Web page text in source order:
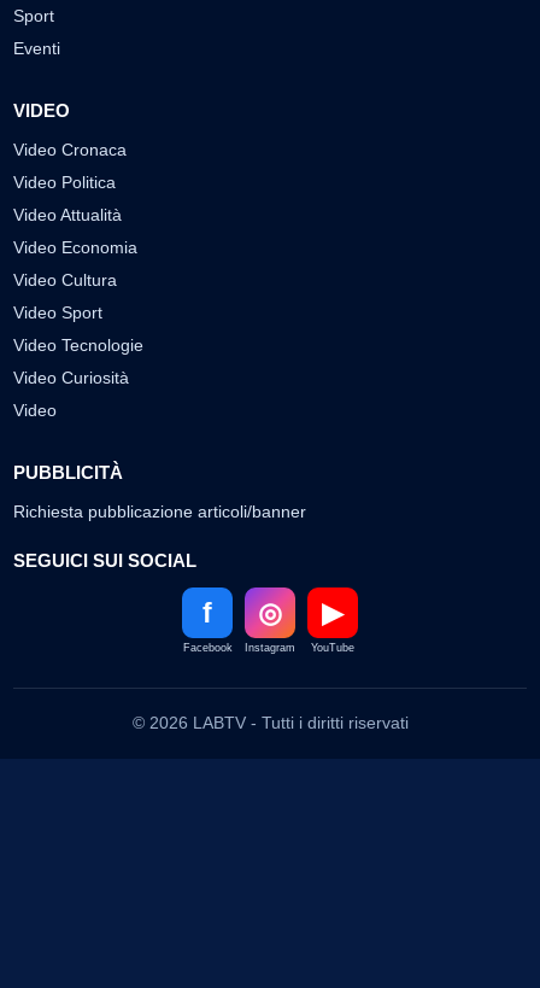
Sport
Eventi
VIDEO
Video Cronaca
Video Politica
Video Attualità
Video Economia
Video Cultura
Video Sport
Video Tecnologie
Video Curiosità
Video
PUBBLICITÀ
Richiesta pubblicazione articoli/banner
SEGUICI SUI SOCIAL
f
Facebook
◎
Instagram
▶
YouTube
© 2026 LABTV - Tutti i diritti riservati